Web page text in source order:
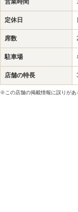
営業時間
定休日
席数
駐車場
店舗の特長
※この店舗の掲載情報に誤りがあ